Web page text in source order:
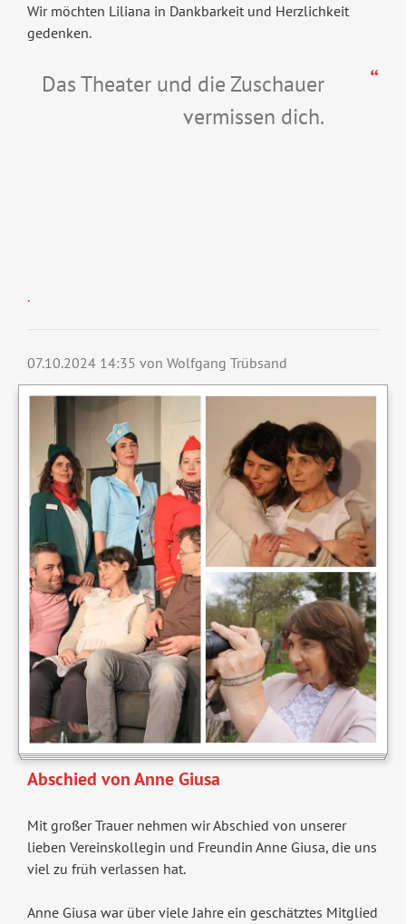
Wir möchten Liliana in Dankbarkeit und Herzlichkeit
gedenken.
Das Theater und die Zuschauer
vermissen dich.
.Wir
Liliana
Valla
07.10.2024 14:35 von Wolfgang Trübsand
Abschied von Anne Giusa
Mit großer Trauer nehmen wir Abschied von unserer
lieben Vereinskollegin und Freundin Anne Giusa, die uns
viel zu früh verlassen hat.
Anne Giusa war über viele Jahre ein geschätztes Mitglied